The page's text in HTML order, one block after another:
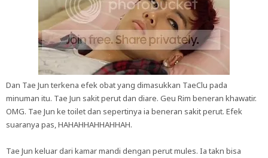
Dan Tae Jun terkena efek obat yang dimasukkan TaeClu pada
minuman itu. Tae Jun sakit perut dan diare. Geu Rim beneran khawatir.
OMG. Tae Jun ke toilet dan sepertinya ia beneran sakit perut. Efek
suaranya pas, HAHAHHAHHAHHAH.
Tae Jun keluar dari kamar mandi dengan perut mules. Ia takn bisa